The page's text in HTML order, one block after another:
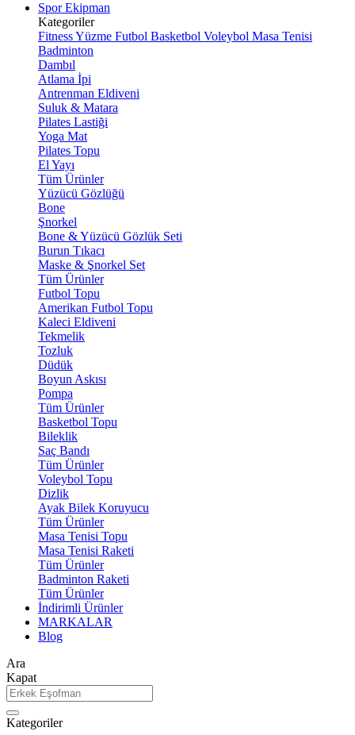
Spor Ekipman
Kategoriler
FitnessYüzme Futbol Basketbol Voleybol Masa Tenisi
Badminton
Dambıl
Atlama İpi
Antrenman Eldiveni
Suluk & Matara
Pilates Lastiği
Yoga Mat
Pilates Topu
El Yayı
Tüm Ürünler
Yüzücü Gözlüğü
Bone
Şnorkel
Bone & Yüzücü Gözlük Seti
Burun Tıkacı
Maske & Şnorkel Set
Tüm Ürünler
Futbol Topu
Amerikan Futbol Topu
Kaleci Eldiveni
Tekmelik
Tozluk
Düdük
Boyun Askısı
Pompa
Tüm Ürünler
Basketbol Topu
Bileklik
Saç Bandı
Tüm Ürünler
Voleybol Topu
Dizlik
Ayak Bilek Koruyucu
Tüm Ürünler
Masa Tenisi Topu
Masa Tenisi Raketi
Tüm Ürünler
Badminton Raketi
Tüm Ürünler
İndirimli Ürünler
MARKALAR
Blog
Ara
Kapat
Kategoriler